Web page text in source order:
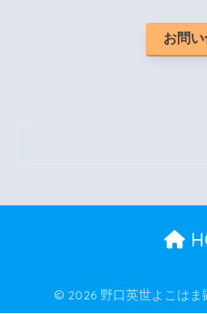
お問
© 2026 野口英世よこは